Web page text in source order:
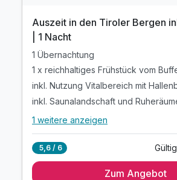
Auszeit in den Tiroler Bergen
| 1 Nacht
1 Übernachtung
1 x reichhaltiges Frühstück vom
inkl. Nutzung Vitalbereich mit
inkl. Saunalandschaft und
Alle Inklusivleistungen
1 x reichhaltiges Frühstück vom Buffet
1 weitere anzeigen
5,6 / 6
Zum Angebot